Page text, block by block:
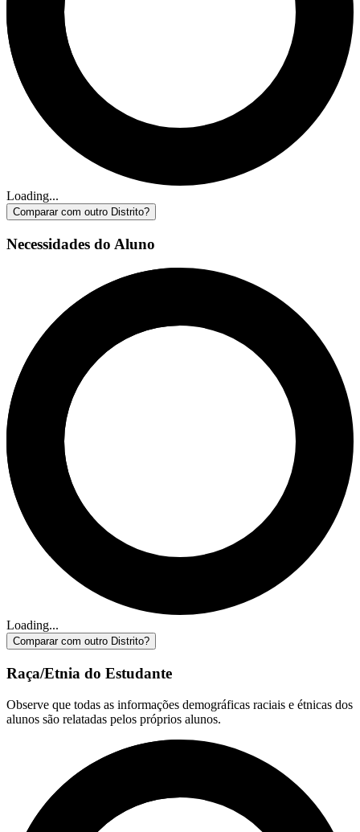
Loading...
Comparar com outro Distrito?
Necessidades do Aluno
Loading...
Comparar com outro Distrito?
Raça/Etnia do Estudante
Observe que todas as informações demográficas raciais e étnicas dos
alunos são relatadas pelos próprios alunos.